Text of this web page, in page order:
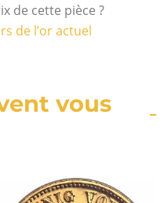
de cette pièce ?
de l’or actuel
vous